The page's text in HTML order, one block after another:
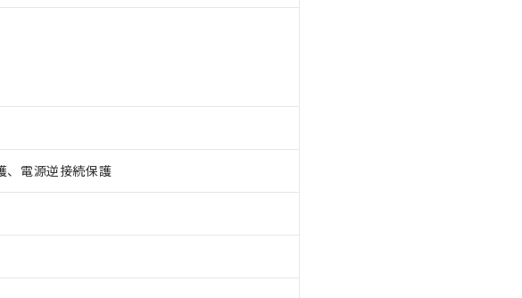
、電源逆接続保護
ンス料など無形物で、有害物質有無と関係のない商品です。
より、非含有部品としていたものが、含有品と判明した場合などやむを得ず変更すること
表